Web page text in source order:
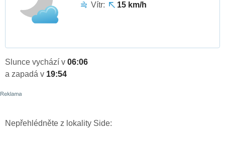
Vítr: 15 km/h
Slunce vychází v 06:06
a zapadá v 19:54
Nepřehlédněte z lokality Side: